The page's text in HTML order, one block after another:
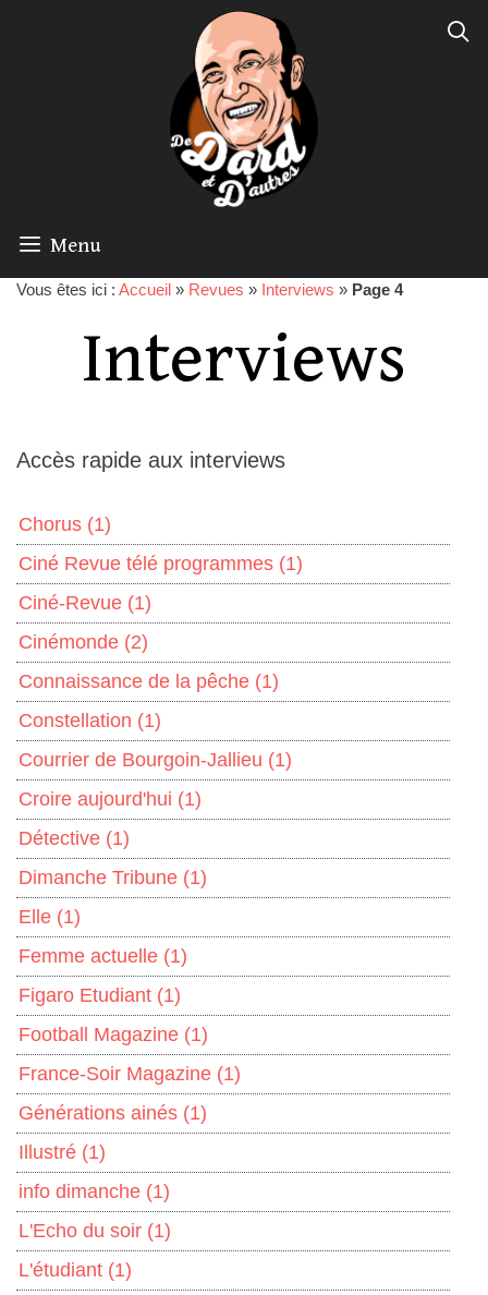
Menu
Vous êtes ici : Accueil » Revues » Interviews » Page 4
Interviews
Accès rapide aux interviews
Chorus (1)
Ciné Revue télé programmes (1)
Ciné-Revue (1)
Cinémonde (2)
Connaissance de la pêche (1)
Constellation (1)
Courrier de Bourgoin-Jallieu (1)
Croire aujourd'hui (1)
Détective (1)
Dimanche Tribune (1)
Elle (1)
Femme actuelle (1)
Figaro Etudiant (1)
Football Magazine (1)
France-Soir Magazine (1)
Générations ainés (1)
Illustré (1)
info dimanche (1)
L'Echo du soir (1)
L'étudiant (1)